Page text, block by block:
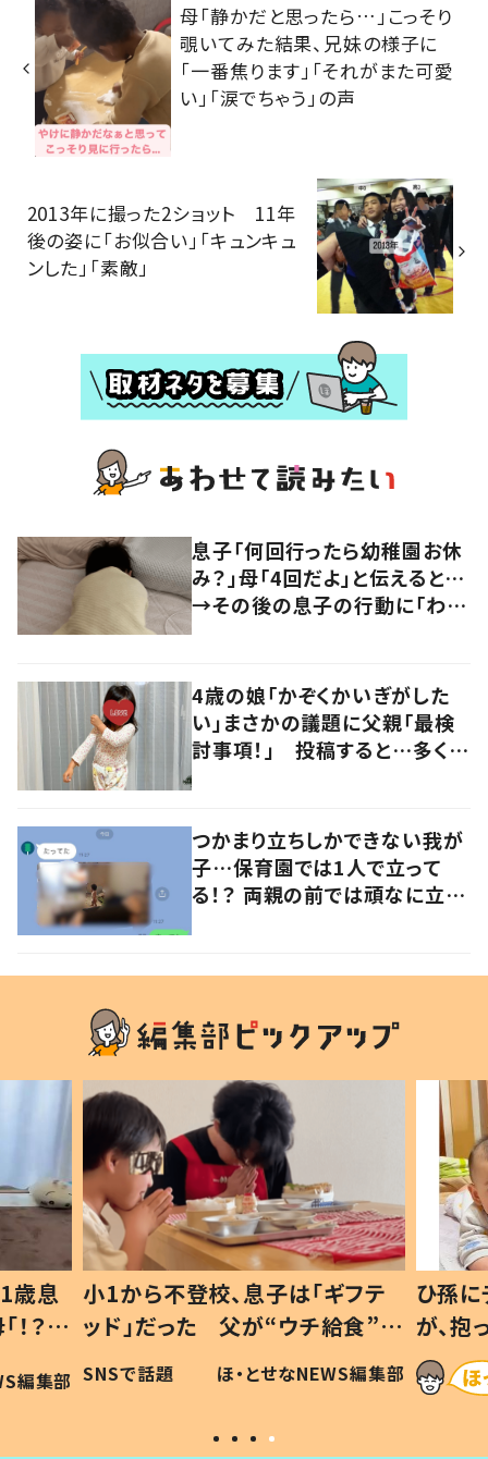
母「静かだと思ったら…」こっそり
覗いてみた結果、兄妹の様子に
「一番焦ります」「それがまた可愛
い」「涙でちゃう」の声
2013年に撮った2ショット 11年
後の姿に「お似合い」「キュンキュ
ンした」「素敵」
息子「何回行ったら幼稚園お休
み？」母「4回だよ」と伝えると…
→その後の息子の行動に「わか
4歳の娘「かぞくかいぎがした
い」まさかの議題に父親「最検
討事項！」 投稿すると…多くの
つかまり立ちしかできない我が
子…保育園では1人で立って
る！？ 両親の前では頑なに立た
歳息
？」
編集部
小1から不登校、息子は「ギフテ
ッド」だった 父が“ウチ給食”を
作り続ける理由とは #令和の親
#令和の子
SNSで話題 ほ・とせなNEWS編集部
ひ孫
が、
「涙が
い」